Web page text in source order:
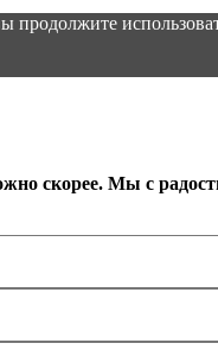
скорее. Мы с